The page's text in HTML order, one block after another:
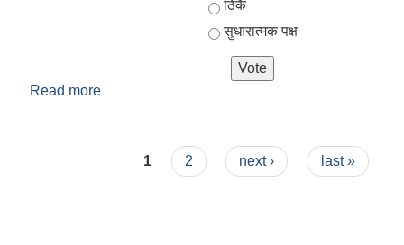
ठिकै
सुधारात्मक पक्ष
Read more
1 2 next › last »